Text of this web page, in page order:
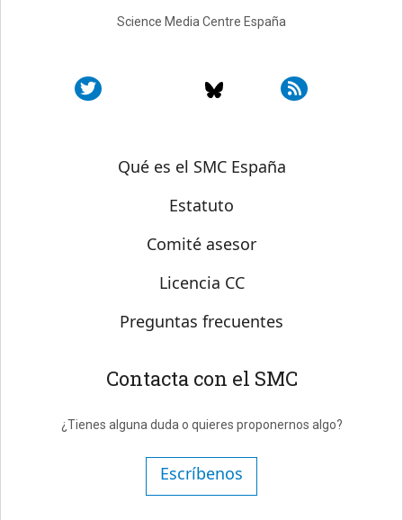
Science Media Centre España
Sobre SMC España
Qué es el SMC España
Estatuto
Comité asesor
Licencia CC
Preguntas frecuentes
Contacta con el SMC
¿Tienes alguna duda o quieres proponernos algo?
Escríbenos